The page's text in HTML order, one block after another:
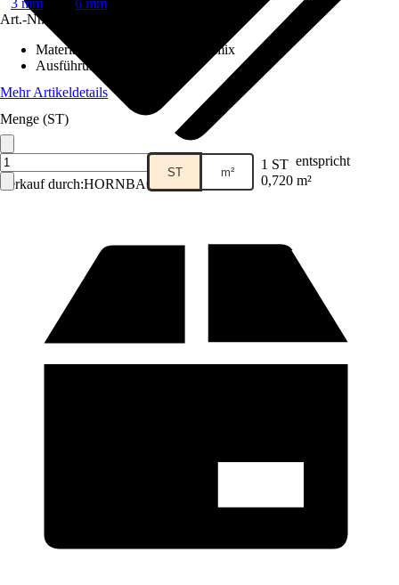
Verkauf durch:HORNBACH
3 mm
6 mm
Art.-Nr.
Materialspezifizierung
Materialmix
Ausführung
Mehr Artikeldetails
Menge (ST)
ST m² 1 ST entspricht
0,720 m²